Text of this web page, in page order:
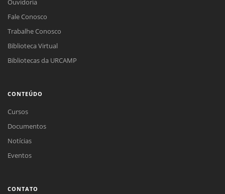
Fale Conosco
Trabalhe Conosco
Biblioteca Virtual
Bibliotecas da URCAMP
CONTEÚDO
Cursos
Documentos
Notícias
Eventos
CONTATO